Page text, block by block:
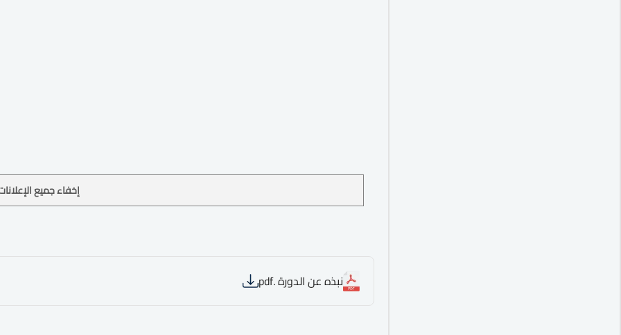
إخفاء جميع
نبذه عن الدورة .pdf